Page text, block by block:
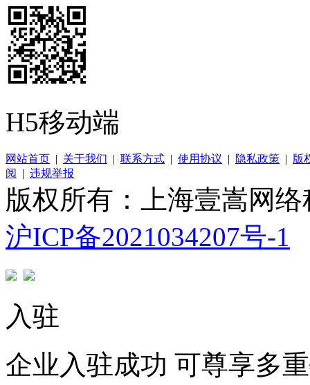
H5移动端
网站首页 | 关于我们 | 联系方式 | 使用协议 | 隐私政策 | 版
阅
| 违规举报
版权所有：上海壹嵩网
沪ICP备2021034207号-1
入驻
企业入驻成功 可尊享多